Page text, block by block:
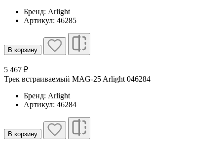
Бренд: Arlight
Артикул: 46285
В корзину
5 467 ₽
Трек встраиваемый MAG-25 Arlight 046284
Бренд: Arlight
Артикул: 46284
В корзину